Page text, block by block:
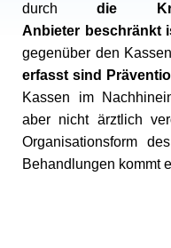
durchdie
Anbieter beschränkt
gegenüber den
erfasst sind
Kassen im
aber nicht ärztlich
Organisationsform
Behandlungen kommt